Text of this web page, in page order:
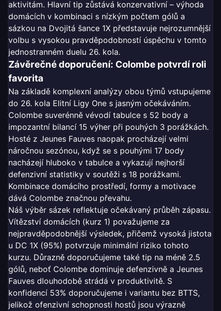
aktivitám. Hlavní tip zůstává konzervativní – výhoda
domácích v kombinaci s nízkým počtem gólů a
sázkou na Dvojitá šance 1X představuje nejrozumnější
volbu s vysokou pravděpodobností úspěchu v tomto
jednostranném duelu 26. kola.
Závěrečné doporučení: Colombe potvrdí roli
favorita
Na základě komplexní analýzy obou týmů vstupujeme
do 26. kola Elitní Ligy One s jasným očekáváním.
Colombe suverénně vévodí tabulce s 52 body a
impozantní bilancí 15 výher při pouhých 3 porážkách.
Hosté z Jeunes Fauves naopak procházejí velmi
náročnou sezónou, když se s pouhými 17 body
nacházejí hluboko v tabulce a vykazují nejhorší
defenzivní statistiky v soutěži s 18 porážkami.
Kombinace domácího prostředí, formy a motivace
dává Colombe značnou převahu.
Náš výběr sázek reflektuje očekávaný průběh zápasu.
Vítězství domácích (kurz 1) považujeme za
nejpravděpodobnější výsledek, přičemž vysoká jistota
u DC 1X (95%) potvrzuje minimální riziko tohoto
kurzu. Důrazně doporučujeme také tip na méně 2.5
gólů, neboť Colombe dominuje defenzivně a Jeunes
Fauves dlouhodobě strádá v produktivitě. S
konfidencí 53% doporučujeme i variantu bez BTTS,
jelikož ofenzivní schopnosti hostů jsou výrazně